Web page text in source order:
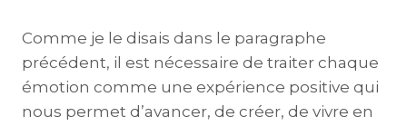
Comme je le disais dans le paragraphe
précédent, il est nécessaire de traiter chaque
émotion comme une expérience positive qui
nous permet d’avancer, de créer, de vivre en